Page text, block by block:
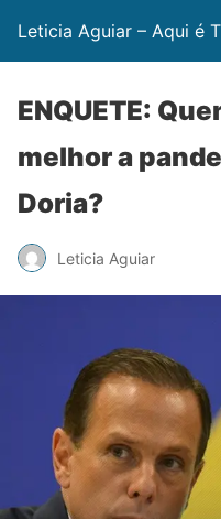
Leticia Aguiar – Aqui é
ENQUETE:
melhor a
Doria?
Leticia Aguiar